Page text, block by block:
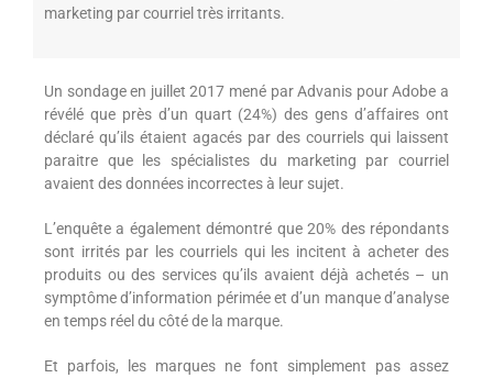
marketing par courriel très irritants.
Un sondage en juillet 2017 mené par Advanis pour Adobe a
révélé que près d’un quart (24%) des gens d’affaires ont
déclaré qu’ils étaient agacés par des courriels qui laissent
paraitre que les spécialistes du marketing par courriel
avaient des données incorrectes à leur sujet.
L’enquête a également démontré que 20% des répondants
sont irrités par les courriels qui les incitent à acheter des
produits ou des services qu’ils avaient déjà achetés – un
symptôme d’information périmée et d’un manque d’analyse
en temps réel du côté de la marque.
Et parfois, les marques ne font simplement pas assez